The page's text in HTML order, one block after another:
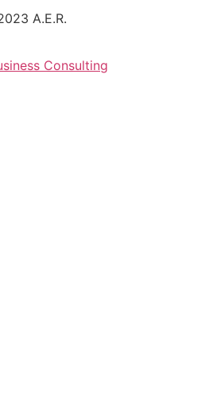
A.E.R.
Consulting